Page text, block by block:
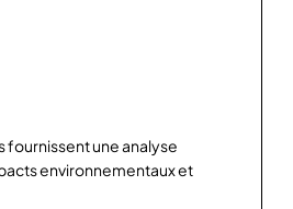
fournissent une analyse
environnementaux et